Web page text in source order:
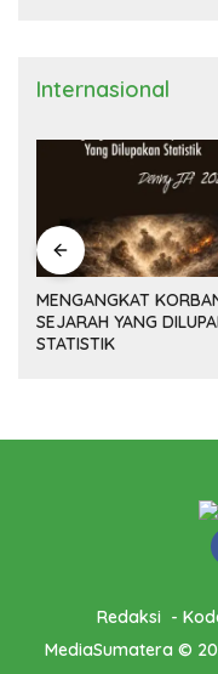
Internasional
MENGANGKAT
SEJARAH YANG
STATISTIK
Redaksi
MediaSumatera ©